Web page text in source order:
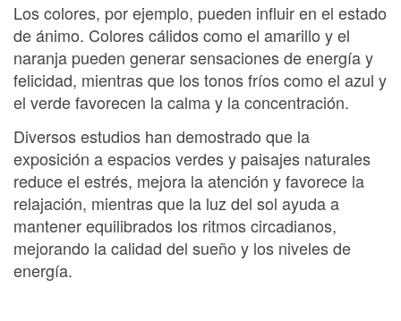
Los colores, por ejemplo, pueden influir en el estado
de ánimo. Colores cálidos como el amarillo y el
naranja pueden generar sensaciones de energía y
felicidad, mientras que los tonos fríos como el azul y
el verde favorecen la calma y la concentración.
Diversos estudios han demostrado que la
exposición a espacios verdes y paisajes naturales
reduce el estrés, mejora la atención y favorece la
relajación, mientras que la luz del sol ayuda a
mantener equilibrados los ritmos circadianos,
mejorando la calidad del sueño y los niveles de
energía.